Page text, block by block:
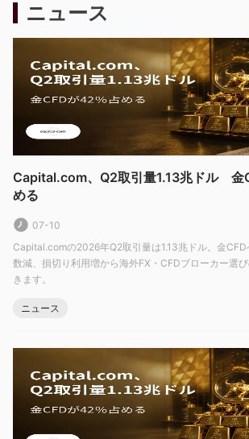
取引プラットフォームを介して取引が可能で
ざまな取引ツールや教育リソースが用意されて
利点と欠点
capital.comは、幅広い市場や取引ツール、競
ド、さまざまな取引プラットフォームを備え
な取引体験を提供しています。プラットフォ
リソースや取引ツールも用意されています。
には入金や出金手数料がなく、複数の支払い
取引コストを増やす可能性があり、一部のト
の取引プラットフォームや口座タイプを好む
capital.comは信頼できるか？
はい、複数の人気ある規制当局によって規制
市場インストゥルメンツ
Capital.comは、株式、外国為替、指数、商品
を含むCFD取引のために3,000以上の市場イ
ニュース
Capital.com、Q2取引量1.13兆ドル 金
める
07-10
Capital.comの2026年Q2取引量は1.13兆ドル。金CFD
数減、損切り利用増から海外FX・CFDブローカー選
きます。
ニュース